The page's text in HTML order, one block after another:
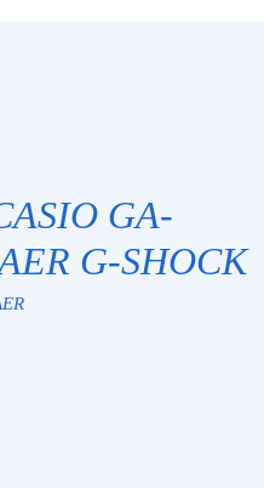
GA-
G-SHOCK